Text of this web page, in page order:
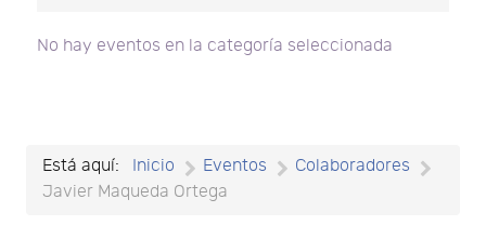
No hay eventos en la categoría seleccionada
Está aquí: Inicio Eventos
Colaboradores
Javier Maqueda Ortega